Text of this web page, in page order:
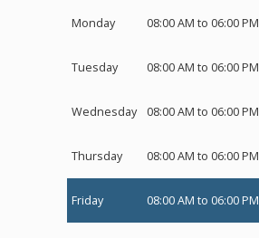
Monday 08:00 AM to 06:00 PM
Tuesday 08:00 AM to 06:00 PM
Wednesday 08:00 AM to 06:00 PM
Thursday 08:00 AM to 06:00 PM
Friday 08:00 AM to 06:00 PM